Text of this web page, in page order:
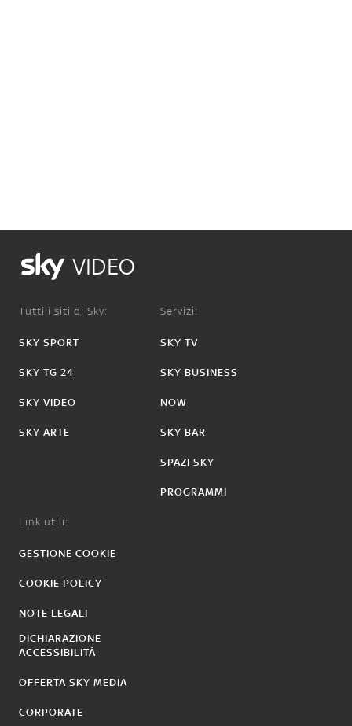
VIDEO
Tutti i siti di Sky:
SKY SPORT
SKY TG 24
SKY VIDEO
SKY ARTE
Servizi:
SKY TV
SKY BUSINESS
NOW
SKY BAR
SPAZI SKY
PROGRAMMI
Link utili:
GESTIONE COOKIE
COOKIE POLICY
NOTE LEGALI
DICHIARAZIONE
ACCESSIBILITÀ
OFFERTA SKY MEDIA
CORPORATE